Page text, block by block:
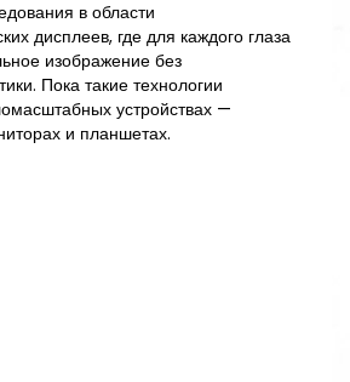
в области
дисплеев, где для каждого глаза
изображение без
Пока такие технологии
устройствах —
и планшетах.